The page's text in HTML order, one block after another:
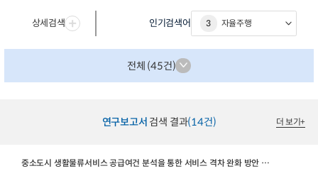
인기검색어 3 자율주행
상세검색
전체 (45건)
연구보고서 검색 결과(14건) 더 보기+
중소도시 생활물류서비스 공급여건 분석을 통한 서비스 격차 완화 방안 마련